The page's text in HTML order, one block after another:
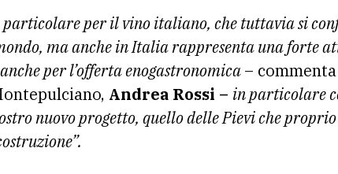
particolare per il vino italiano, che tuttavia si
ma anche in Italia rappresenta una forte
per l’offerta enogastronomica–
Andrea Rossi – in particolare
nuovo progetto, quello delle Pievi che